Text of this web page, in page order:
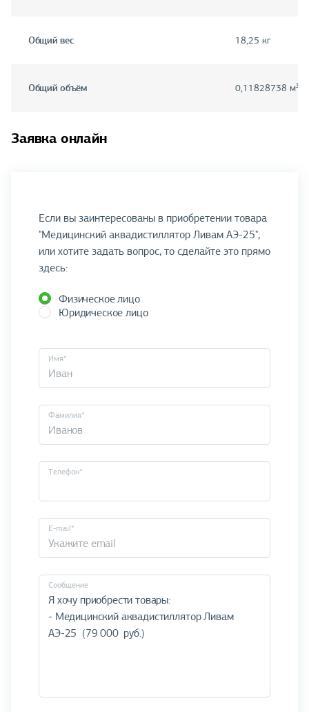
Общий вес 18,25 кг
Общий объём 0,11828738 м³
Заявка онлайн
Если вы заинтересованы в приобретении товара
"Медицинский аквадистиллятор Ливам АЭ-25",
или хотите задать вопрос, то сделайте это прямо
здесь:
Физическое лицо
Юридическое лицо
Имя*
Фамилия*
Телефон*
E-mail*
Cообщение